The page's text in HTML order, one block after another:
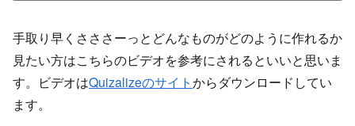
手取り早くさささーっとどんなものがどのように作れるか
見たい方はこちらのビデオを参考にされるといいと思いま
す。ビデオはQuizalizeのサイトからダウンロードしてい
ます。